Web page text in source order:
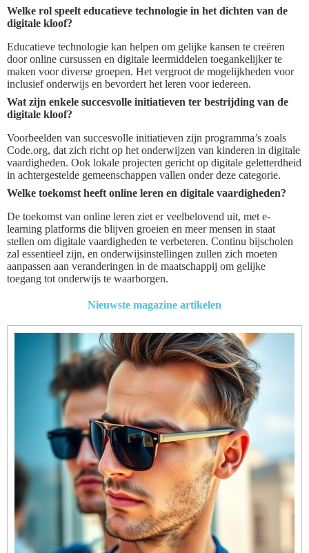
Welke rol speelt educatieve technologie in het dichten van de
digitale kloof?
Educatieve technologie kan helpen om gelijke kansen te creëren
door online cursussen en digitale leermiddelen toegankelijker te
maken voor diverse groepen. Het vergroot de mogelijkheden voor
inclusief onderwijs en bevordert het leren voor iedereen.
Wat zijn enkele succesvolle initiatieven ter bestrijding van de
digitale kloof?
Voorbeelden van succesvolle initiatieven zijn programma’s zoals
Code.org, dat zich richt op het onderwijzen van kinderen in digitale
vaardigheden. Ook lokale projecten gericht op digitale geletterdheid
in achtergestelde gemeenschappen vallen onder deze categorie.
Welke toekomst heeft online leren en digitale vaardigheden?
De toekomst van online leren ziet er veelbelovend uit, met e-
learning platforms die blijven groeien en meer mensen in staat
stellen om digitale vaardigheden te verbeteren. Continu bijscholen
zal essentieel zijn, en onderwijsinstellingen zullen zich moeten
aanpassen aan veranderingen in de maatschappij om gelijke
toegang tot onderwijs te waarborgen.
Nieuwste magazine artikelen